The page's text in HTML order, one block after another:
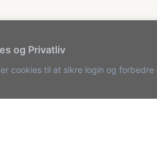
og Privatliv
cookies til at sikre login og